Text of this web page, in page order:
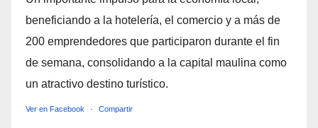
beneficiando a la hotelería, el comercio y a más de
200 emprendedores que participaron durante el fin
de semana, consolidando a la capital maulina como
un atractivo destino turístico.
Ver en Facebook · Compartir